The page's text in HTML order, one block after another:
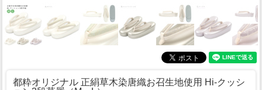
都粋オリジナル 正絹草木染唐織お召生地使用 Hi-クッシ